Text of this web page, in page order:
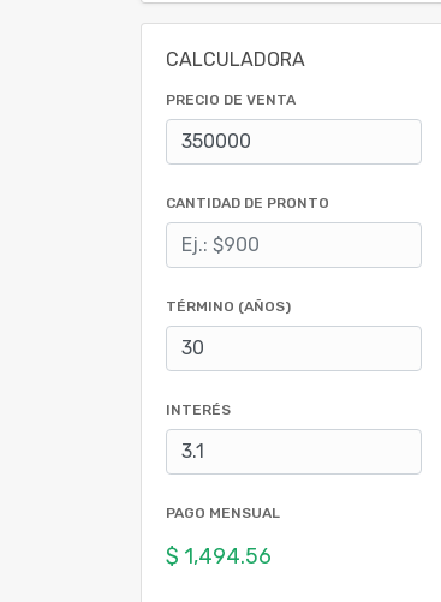
CALCULADORA
PRECIO DE VENTA
CANTIDAD DE PRONTO
TÉRMINO (AÑOS)
INTERÉS
PAGO MENSUAL